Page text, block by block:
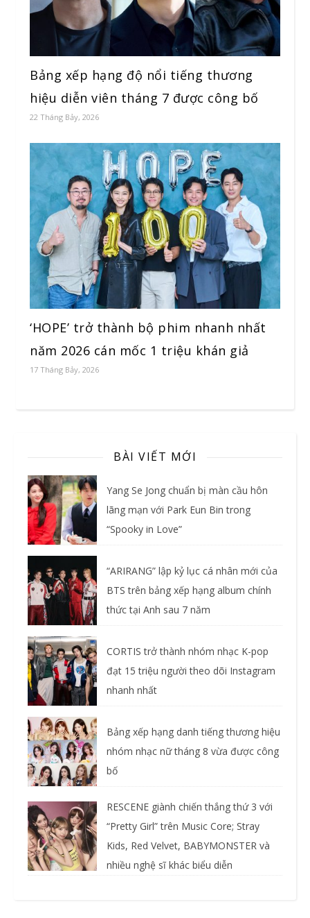
Bảng xếp hạng độ nổi tiếng thương
hiệu diễn viên tháng 7 được công bố
22 Tháng Bảy, 2026
‘HOPE’ trở thành bộ phim nhanh nhất
năm 2026 cán mốc 1 triệu khán giả
17 Tháng Bảy, 2026
BÀI VIẾT MỚI
Yang Se Jong chuẩn bị màn cầu hôn
lãng mạn với Park Eun Bin trong
“Spooky in Love”
“ARIRANG” lập kỷ lục cá nhân mới của
BTS trên bảng xếp hạng album chính
thức tại Anh sau 7 năm
CORTIS trở thành nhóm nhạc K-pop
đạt 15 triệu người theo dõi Instagram
nhanh nhất
Bảng xếp hạng danh tiếng thương hiệu
nhóm nhạc nữ tháng 8 vừa được công
bố
RESCENE giành chiến thắng thứ 3 với
“Pretty Girl” trên Music Core; Stray
Kids, Red Velvet, BABYMONSTER và
nhiều nghệ sĩ khác biểu diễn